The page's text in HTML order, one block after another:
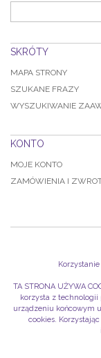
SKRÓTY
MAPA STRONY
SZUKANE FRAZY
WYSZUKIWANIE
KONTO
MOJE KONTO
ZAMÓWIENIA I
TA STRONA UŻYWA
korzysta z
urządzeniu końcowym
cookies.